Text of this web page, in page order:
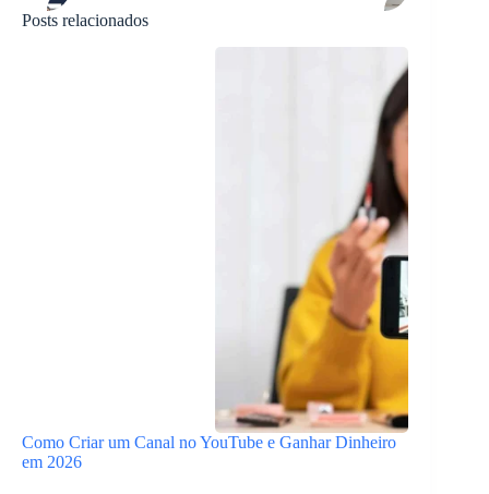
Posts relacionados
Como Criar um Canal no YouTube e Ganhar Dinheiro
em 2026